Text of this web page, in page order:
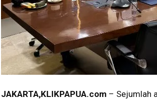
JAKARTA,KLIKPAPUA.com – Sejumlah